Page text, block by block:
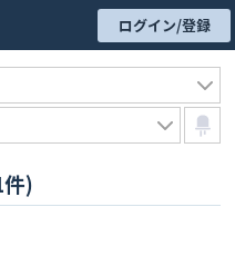
ログイン/登録
)